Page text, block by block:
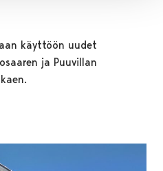
käyttöön uudet
ja Puuvillan